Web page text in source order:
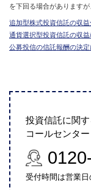
を下回る場合があります
追加型株式投資信託の収
通貨選択型投資信託の収
公募投信の信託報酬の決
投資信託に関
コールセンタ
受付時間は営業